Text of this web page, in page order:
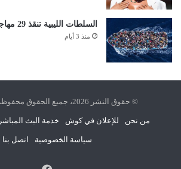
السلطات الليبية تنقذ 29 مهاجرًا غير نظامي
منذ 3 أيام
© حقوق النشر 2026، جميع الحقوق محفوظة | كوش نيوز
من نحن للإعلان في كوش خدمة البث المباشر
سياسة الخصوصية اتصل بنا